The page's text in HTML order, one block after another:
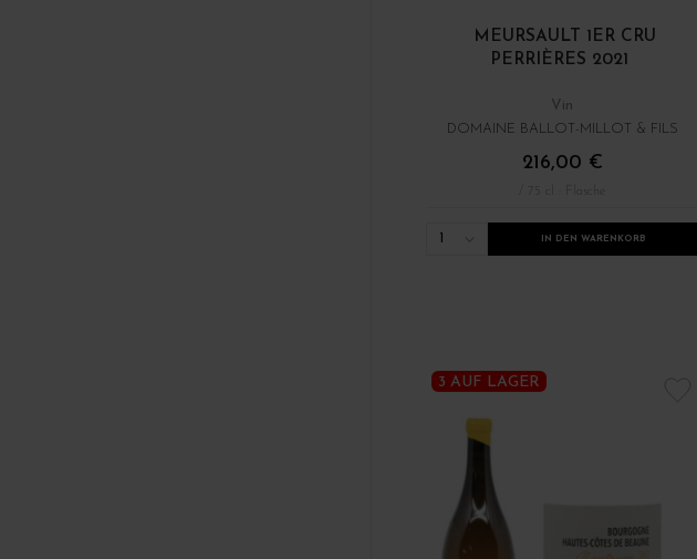
MEURSAULT 1ER CRU
PERRIÈRES 2021
Vin
DOMAINE BALLOT-MILLOT & FILS
216,00 €
/ 75 cl : Flasche
1 IN DEN WARENKORB
3 AUF LAGER